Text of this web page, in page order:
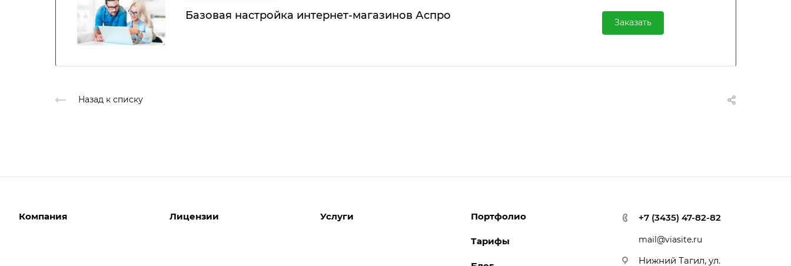
Базовая настройка интернет-магазинов Аспро
Заказать
Назад к списку
Компания Лицензии Услуги Портфолио
Тарифы
+7 (3435) 47-82-82
mail@viasite.ru
Нижний Тагил, ул.